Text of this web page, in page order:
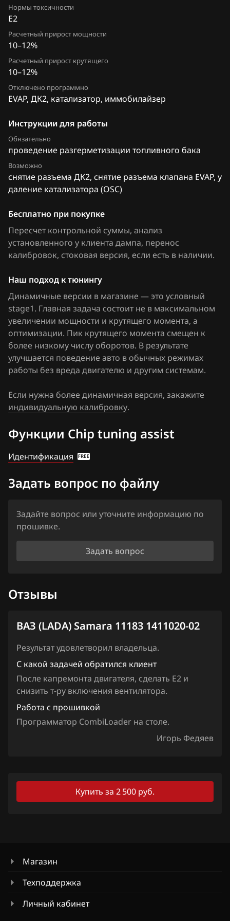
FAW
Fiat
Ford
Forthing
Foton
Geely
Genesis
GMC
Great Wall
Groz
Haima
Haval
Hawtai
Honda
Hongqi
Howo
Hummer
Infiniti
Isuzu
Iveco
JAC
Jaguar
Jeep
King Long
KYC
Lancia
Land Rover
Lexus
Lifan
Mercedes-Benz
MG
Granta, Datsun 21127 1411020-39
Granta, Datsun 21127 1411020-44
Granta, Datsun 21127 1411020-46
Granta, Datsun 21127 1411020-54
Granta, Datsun 21127 1411020-58
Granta, Datsun 21127 1411020-63
Kalina 11183 1411020-52
Kalina 2 21127 1411020-22
Kalina 2, Priora 21127 1411020-12
Priora 21116 1411020-22
Priora 21116 1411020-50
Priora 21128 1411020-12
Priora, Datsun 21127 1411020-46
Priora, Datsun 21127 1411020-90
Samara 11183 1411020-02
Нормы токсичности
E2
Расчетный прирост мощности
10–12%
Расчетный прирост крутящего
10–12%
Отключено программно
EVAP, ДК2, катализатор, иммобилайзер
Инструкции для работы
Обязательно
проведение разгерметизации топливного бака
Возможно
снятие разъема ДК2, снятие разъема клапана EVAP, у
даление катализатора (OSC)
Бесплатно при покупке
Пересчет контрольной суммы, анализ
установленного у клиента дампа, перенос
калибровок, стоковая версия, если есть в наличии.
Наш подход к тюнингу
Динамичные версии в магазине — это условный
stage1. Главная задача состоит не в максимальном
увеличении мощности и крутящего момента, а
оптимизации. Пик крутящего момента смещен к
более низкому числу оборотов. В результате
улучшается поведение авто в обычных режимах
работы без вреда двигателю и другим системам.
Если нужна более динамичная версия, закажите
индивидуальную калибровку.
Функции Chip tuning assist
Идентификация
Задать вопрос по файлу
Задайте вопрос или уточните информацию по
прошивке.
Задать вопрос
Отзывы
ВАЗ (LADA) Samara 11183 1411020-02
Результат удовлетворил владельца.
С какой задачей обратился клиент
После капремонта двигателя, сделать Е2 и
снизить т-ру включения вентилятора.
Работа с прошивкой
Программатор CombiLoader на столе.
Игорь Федяев
Купить за 2 500 руб.
Магазин
Техподдержка
Личный кабинет